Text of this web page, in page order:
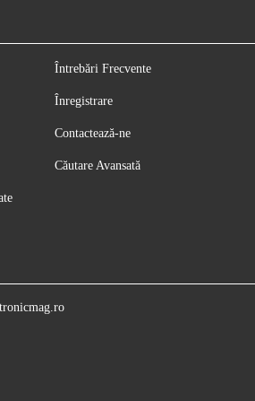
Întrebări Frecvente
Înregistrare
Contactează-ne
Căutare Avansată